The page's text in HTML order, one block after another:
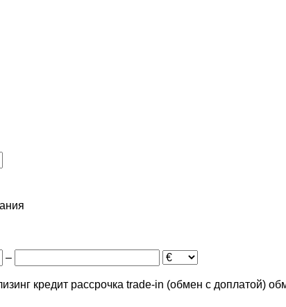
–
кредит рассрочка trade-in (обмен с доплатой)